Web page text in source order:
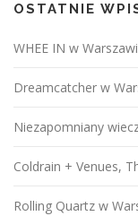
OSTATNIE
WHEE IN w
Dreamcatcher w
Niezapomniany
Coldrain + Venues,
Rolling Quartz w